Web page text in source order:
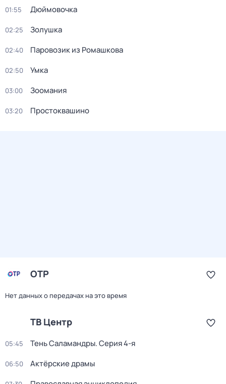
01:55 Дюймовочка
02:25 Золушка
02:40 Паровозик из Ромашкова
02:50 Умка
03:00 Зоомания
03:20 Простоквашино
ОТР
Нет данных о передачах на это время
ТВ Центр
05:45 Тень Саламандры. Серия 4-я
06:50 Актёрские драмы